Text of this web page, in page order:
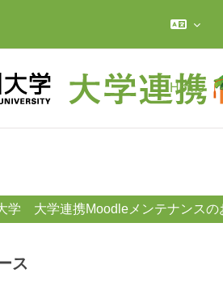
Home
学 大学連携Moodleメンテナンスの
ス